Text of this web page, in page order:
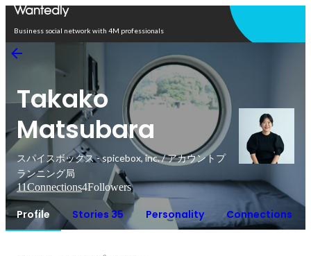
Business social network with 4M professionals
Takako
Matsubara
スパイスボックス - spicebox, inc. / アカウントプ
ランニング局
11Connections4Followers
Profile Stories 35 Personality Connections